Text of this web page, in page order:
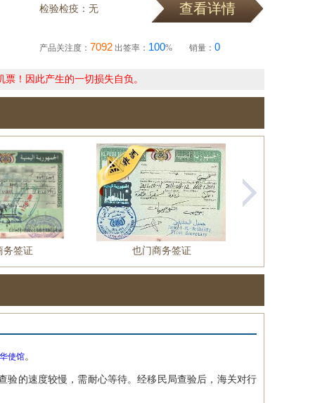
检验检疫：无
查看详情
产品关注度： 7092 出签率： 100% 销量：0
！因此产生的一切损失自负。
务签证 也门商务签证
使馆。
的速度较慢，需耐心等待。经移民局查验后，海关对行